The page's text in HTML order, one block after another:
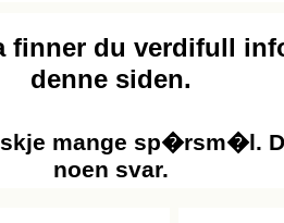
finner du verdifull
denne siden.
mange sp�rsm�l.
noen svar.